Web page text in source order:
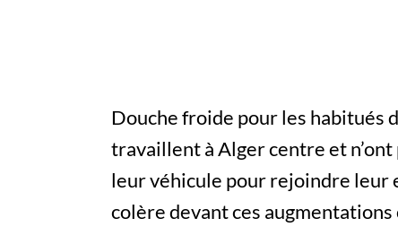
Douche froide pour les habitués
travaillent à Alger centre et
leur véhicule pour rejoindre
colère devant ces augmentations